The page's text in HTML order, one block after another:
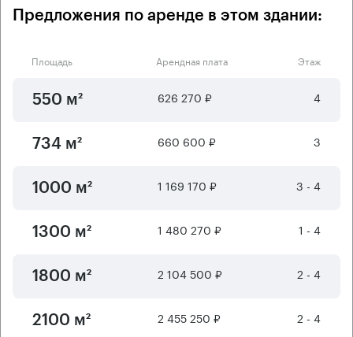
Предложения по аренде в этом здании:
Площадь Арендная плата Этаж
550 м² 626 270 ₽ 4
734 м² 660 600 ₽ 3
1000 м² 1 169 170 ₽ 3 - 4
1300 м² 1 480 270 ₽ 1 - 4
1800 м² 2 104 500 ₽ 2 - 4
2100 м² 2 455 250 ₽ 2 - 4